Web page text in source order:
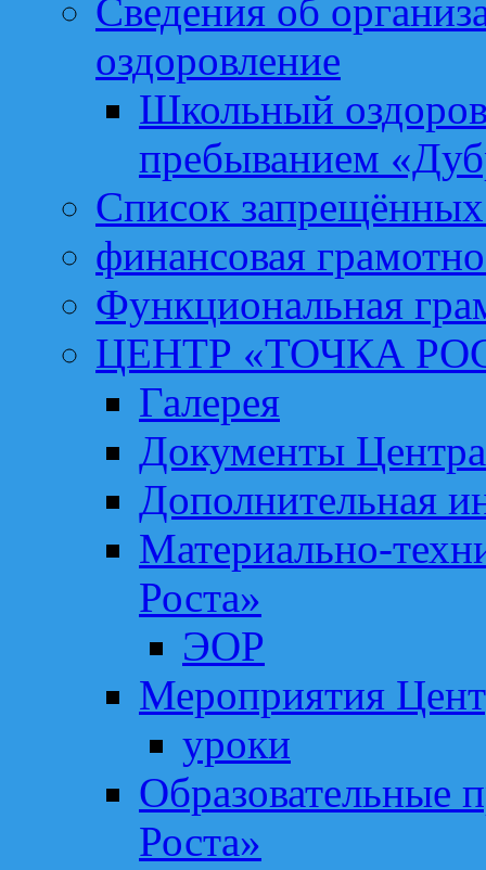
Сведения об
оздоровление
Школьный
пребыванием
Список запрещённых
финансовая
Функциональная
ЦЕНТР «ТОЧКА
Галерея
Документы
Дополнительная
Материально-
Роста»
ЭОР
Мероприятия
уроки
Образовательные
Роста»